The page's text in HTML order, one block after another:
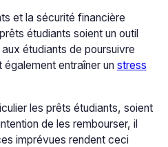
et la sécurité financière
étudiants soient un outil
étudiants de poursuivre
entraîner un stress
les prêts étudiants, soient
de les rembourser, il
imprévues rendent ceci